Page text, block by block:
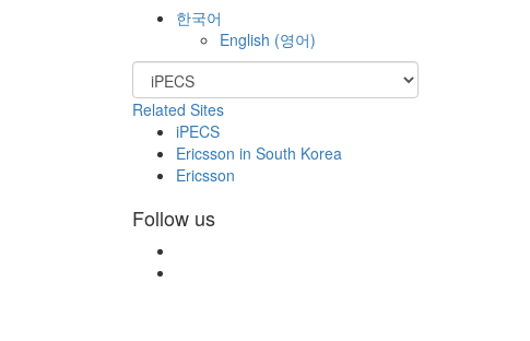
한국어
English (영어)
Related Sites
iPECS
Ericsson in South Korea
Ericsson
Follow us